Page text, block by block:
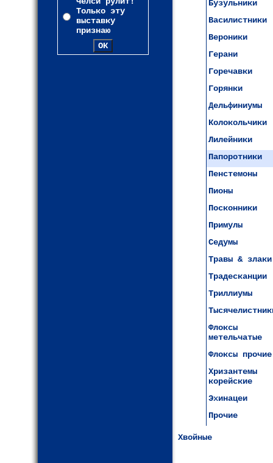
Только эту
выставку
признаю
Бузульники
Василистники
Вероники
Герани
Горечавки
Горянки
Дельфиниумы
Колокольчики
Лилейники
Папоротники
Пенстемоны
Пионы
Посконники
Примулы
Седумы
Травы & злаки
Традесканции
Триллиумы
Флоксы
метельчатые
Флоксы прочие
Хризантемы
корейские
Эхинацеи
Прочие
Хвойные